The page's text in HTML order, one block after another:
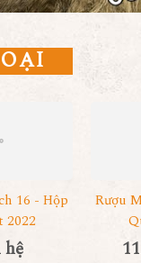
16 - Hộp
2022
Rượu